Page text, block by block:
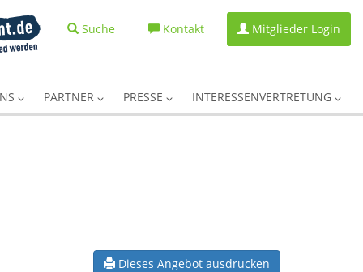
Suche Kontakt Mitglieder Login
PARTNER PRESSE INTERESSENVERTRETUNG
Dieses Angebot ausdrucken